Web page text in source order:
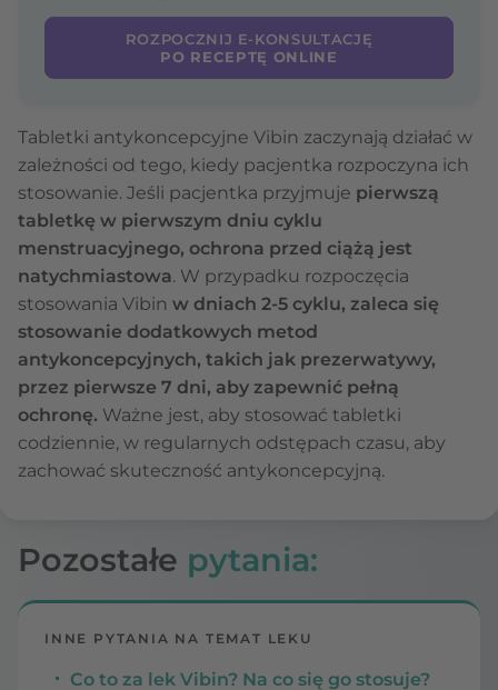
ROZPOCZNIJ E-KONSULTACJĘ
PO RECEPTĘ ONLINE
Tabletki antykoncepcyjne Vibin zaczynają działać w
zależności od tego, kiedy pacjentka rozpoczyna ich
stosowanie. Jeśli pacjentka przyjmuje pierwszą
tabletkę w pierwszym dniu cyklu
menstruacyjnego, ochrona przed ciążą jest
natychmiastowa. W przypadku rozpoczęcia
stosowania Vibin w dniach 2-5 cyklu, zaleca się
stosowanie dodatkowych metod
antykoncepcyjnych, takich jak prezerwatywy,
przez pierwsze 7 dni, aby zapewnić pełną
ochronę. Ważne jest, aby stosować tabletki
codziennie, w regularnych odstępach czasu, aby
zachować skuteczność antykoncepcyjną.
Pozostałe pytania:
INNE PYTANIA NA TEMAT LEKU
Co to za lek Vibin? Na co się go stosuje?